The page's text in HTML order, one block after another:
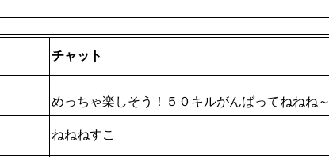
チャット
めっちゃ楽しそう！５０キルがんばってねねね～
ねねねすこ